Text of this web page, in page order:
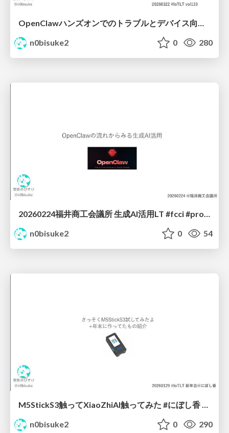
n0bisuke2
0 280
20260224福井商工会議所 生成AI活用LT #fcci #protoout
n0bisuke2
0 54
M5StickS3触ってXiaoZhiAI触ってみた #にぼし香 #iotlt
n0bisuke2
0 290